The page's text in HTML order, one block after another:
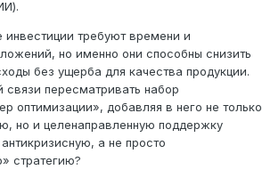
инвестиции требуют времени и
но именно они способны снизить
без ущерба для качества продукции.
связи пересматривать набор
оптимизации», добавляя в него не только
но и целенаправленную поддержку
а не просто
стратегию?